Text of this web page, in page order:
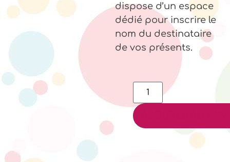
dispose d’un espace
dédié pour inscrire le
nom du destinataire
de vos présents.